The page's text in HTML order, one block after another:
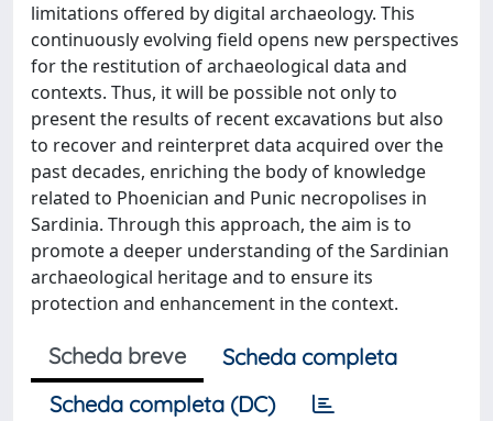
limitations offered by digital archaeology. This
continuously evolving field opens new perspectives
for the restitution of archaeological data and
contexts. Thus, it will be possible not only to
present the results of recent excavations but also
to recover and reinterpret data acquired over the
past decades, enriching the body of knowledge
related to Phoenician and Punic necropolises in
Sardinia. Through this approach, the aim is to
promote a deeper understanding of the Sardinian
archaeological heritage and to ensure its
protection and enhancement in the context.
Scheda breve
Scheda completa
Scheda completa (DC)